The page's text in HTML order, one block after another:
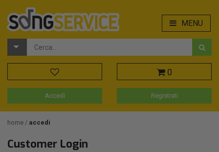
MENU
0
Accedi Registrati
home accedi
Customer Login